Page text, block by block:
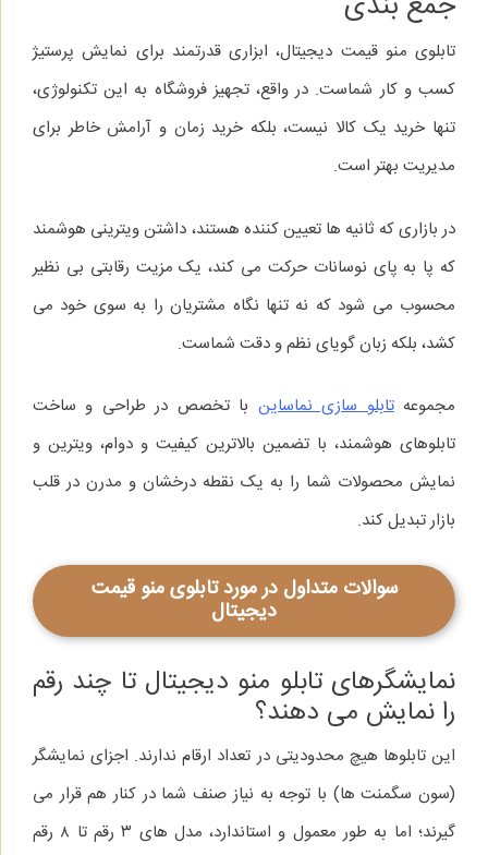
تابلوی منو قیمت دیجیتال، ابزاری قدرتمند برای نمایش پرستیژ
کسب‌ و کار شماست. در واقع، تجهیز فروشگاه به این تکنولوژی،
تنها خرید یک کالا نیست، بلکه خرید زمان و آرامش خاطر برای
مدیریت بهتر است.
در بازاری که ثانیه‌ ها تعیین‌ کننده هستند، داشتن ویترینی هوشمند
که پا به‌ پای نوسانات حرکت می‌ کند، یک مزیت رقابتی بی‌ نظیر
محسوب می‌ شود که نه‌ تنها نگاه مشتریان را به سوی خود می‌
کشد، بلکه زبان گویای نظم و دقت شماست.
مجموعهتابلو سازی نماساین با تخصص در طراحی و ساخت
تابلوهای هوشمند، با تضمین بالاترین کیفیت و دوام، ویترین و
نمایش محصولات شما را به یک نقطه درخشان و مدرن در قلب
بازار تبدیل کند.
سوالات متداول در مورد تابلوی منو قیمت
دیجیتال
نمایشگرهای تابلو منو دیجیتال تا چند رقم
را نمایش می‌ دهند؟
این تابلوها هیچ محدودیتی در تعداد ارقام ندارند. اجزای نمایشگر
(سون‌ سگمنت‌ ها) با توجه به نیاز صنف شما در کنار هم قرار می‌
گیرند؛ اما به‌ طور معمول و استاندارد، مدل‌ های ۳ رقم تا ۸ رقم